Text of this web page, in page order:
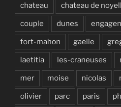
chateau chateau de
couple dunes
fort-mahon gaelle
laetitia les-craneuses
mer moise nicolas
olivier parc paris